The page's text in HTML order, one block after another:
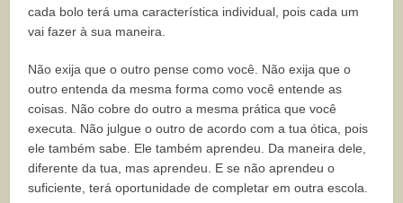
cada bolo terá uma característica individual, pois cada um
vai fazer à sua maneira.
Não exija que o outro pense como você. Não exija que o
outro entenda da mesma forma como você entende as
coisas. Não cobre do outro a mesma prática que você
executa. Não julgue o outro de acordo com a tua ótica, pois
ele também sabe. Ele também aprendeu. Da maneira dele,
diferente da tua, mas aprendeu. E se não aprendeu o
suficiente, terá oportunidade de completar em outra escola.